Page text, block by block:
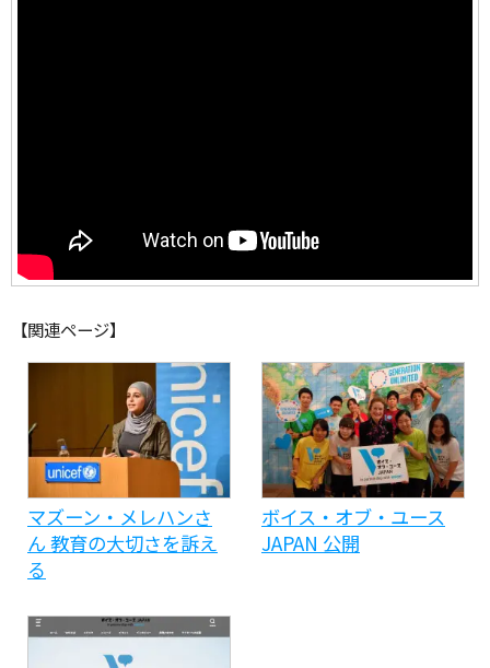
【関連ページ】
マズーン・メレハンさ
ん 教育の大切さを訴え
る
ボイス・オブ・ユース
JAPAN 公開